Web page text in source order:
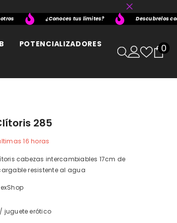
¿Conoces tus limites? Descubrelos con
POTENCIALIZADORES
00
285
16 horas
cabezas intercambiables 17cm de
resistente al agua
juguete erótico